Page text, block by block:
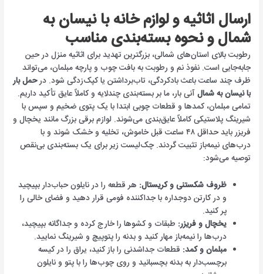
ارسال اثاثیه و لوازم خانه با نیسان به
شمال و نحوه بسته‌بندی مناسب
رطوبت بالای استان‌های شمالی، بزرگترین تهدید برای اثاثیه منزل در حین
جابه‌جایی است. نفوذ نم و رطوبت به بافت چوب و پارچه مبلمان، می‌تواند
ظرف چند ساعت باعث بادکردگی، تاب‌برداشتن یا کپک‌زدگی شود. درحمل بار
با نیسان به شمالآنی بار، ما بر بسته‌بندی چندلایه و کاملاً عایق تأکید داریم.
تمامی مبلمان، کمدها و قطعات چوبی ابتدا با یک پتوی ضخیم و سپس با
شیرینگ پلاستیکی کاملاً عایق‌بندی می‌شوند. لوازم برقی بزرگ مانند یخچال و
فریزر باید حداقل ۴۸ ساعت قبل خاموش، تخلیه و خشک شوند و با
درب‌های نیمه‌باز تثبیت گردند. چک‌لیست زیر برای یک بسته‌بندی بی‌نقص
توصیه می‌شود:
ظروف شکستنی و کریستال: هر قطعه را در نایلون حباب‌دار بپیچید
و در کارتن دوجداره با جداکننده فومی قرار دهید و فضای خالی را
پر کنید.
یخچال و فریزر: طبقات و کشوها را خارج کرده و جداگانه بپیچید،
درب‌ها را نیمه‌باز مهار کنید و بدنه را پتوپیچ و شیرینگ نمایید.
مبلمان و کمد: قطعات جداشدنی را باز کنید، یراق را در کیسه
برچسب‌دار به بدنه بچسبانید و روی چوب‌ها را با پتو و نایلون